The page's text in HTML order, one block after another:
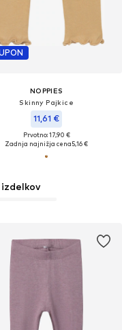
NOPPIES
Skinny Pajkice
11,61 €
Prvotno: 17,90 €
Zadnja najnižja cena5,16 €